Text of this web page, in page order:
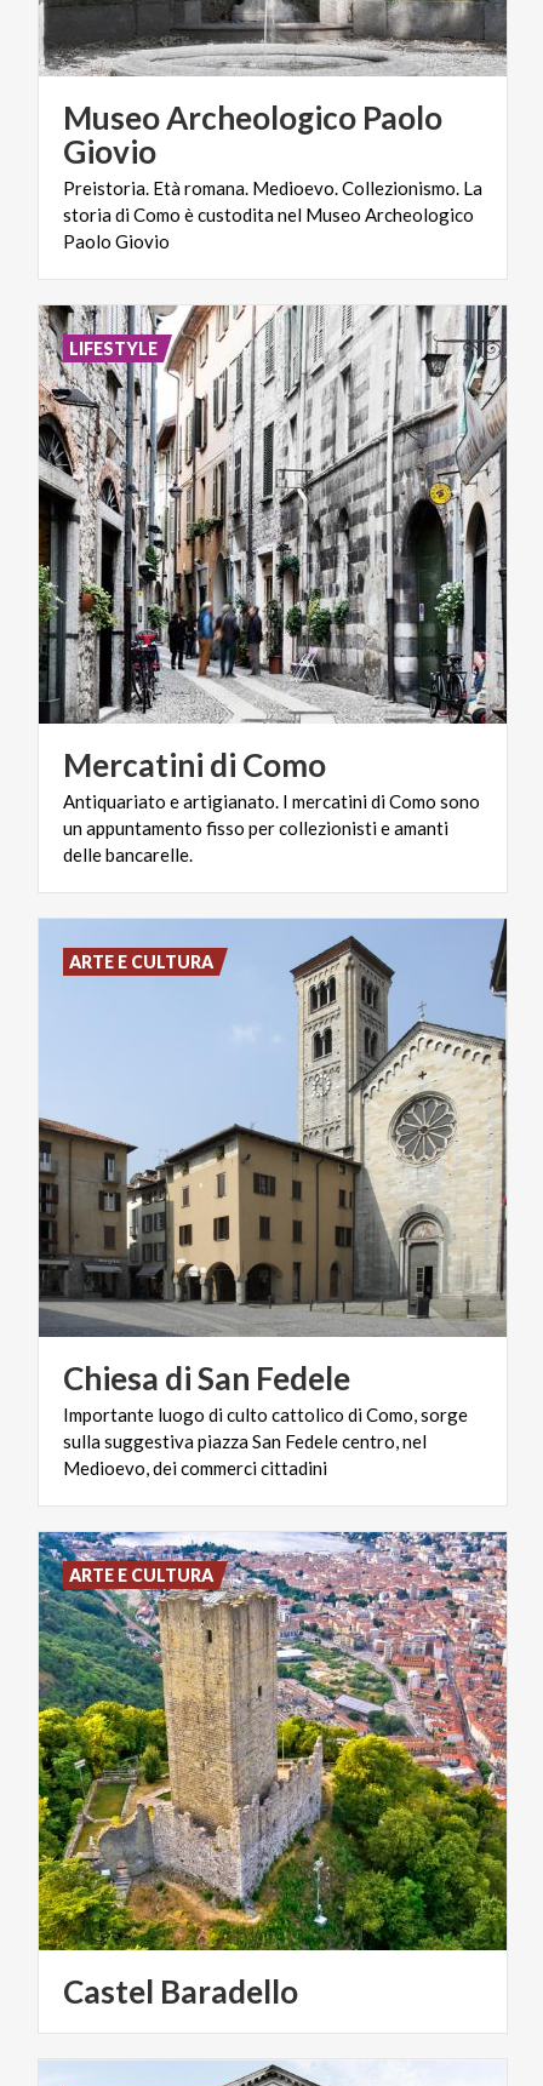
Museo Archeologico Paolo
Giovio
Preistoria. Età romana. Medioevo. Collezionismo. La
storia di Como è custodita nel Museo Archeologico
Paolo Giovio
Mercatini di Como
Antiquariato e artigianato. I mercatini di Como sono
un appuntamento fisso per collezionisti e amanti
delle bancarelle.
LIFESTYLE
Chiesa diSan Fedele
Importante luogo di culto cattolico di Como, sorge
sulla suggestiva piazza San Fedele centro, nel
Medioevo, dei commerci cittadini
ARTE E CULTURA
Castel Baradello
ARTE E CULTURA